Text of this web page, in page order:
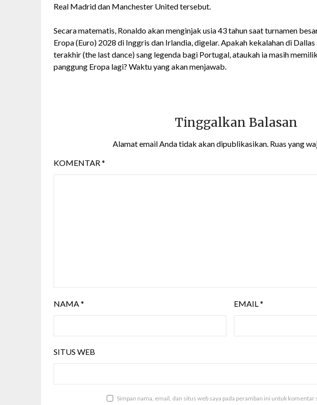
Real Madrid dan Manchester United tersebut.
Secara matematis, Ronaldo akan menginjak usia 43 tahun saat turnamen
Eropa (Euro) 2028 di Inggris dan Irlandia, digelar. Apakah kekalahan di
terakhir (the last dance) sang legenda bagi Portugal, ataukah ia masih
panggung Eropa lagi? Waktu yang akan menjawab.
Tinggalkan Balasan
Alamat email Anda tidak akan dipublikasikan. Ruas yang
KOMENTAR*
NAMA* EMAIL*
SITUS WEB
Simpan nama, email, dan situs web saya pada peramban ini untuk komentar